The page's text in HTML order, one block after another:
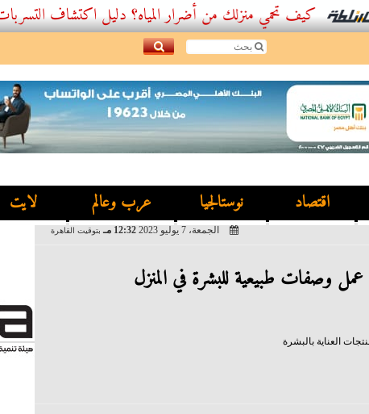
تحمي منزلك من أضرار المياه؟ دليل اكتشاف التسربات وأفضل...
اقتصاد نوستالجيا عرب وعالم لايت
الجمعة، 7 يوليو 2023 12:32 مـ بتوقيت القاهرة
وصفات طبيعية للبشرة في المنزل
العناية بالبشرة